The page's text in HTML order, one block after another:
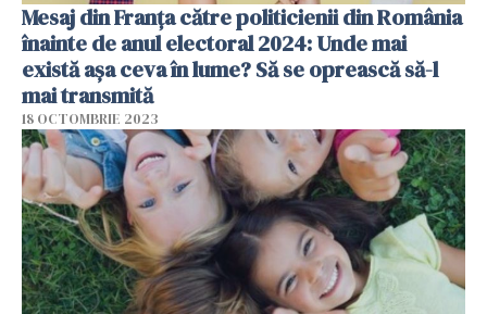
Mesaj din Franța către politicienii din România
înainte de anul electoral 2024: Unde mai
există așa ceva în lume? Să se oprească să-l
mai transmită
18 OCTOMBRIE 2023